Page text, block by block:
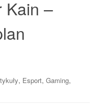
Kain –
, Esport, Gaming,